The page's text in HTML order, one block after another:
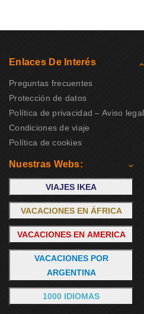
Enlaces De Interés
Preguntas frecuentes
Protección de datos
Política de privacidad – Aviso legal
Condiciones de viaje
Política de cookies
Nuestras Webs:
VIAJES IKEA
VACACIONES EN ÁFRICA
VACACIONES EN AMERICA
VACACIONES POR
ARGENTINA
1000 IDIOMAS